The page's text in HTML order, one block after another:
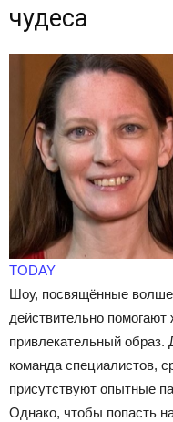
чудеса
TODAY
Шоу, посвящённые
действительно
привлекательный образ.
команда специалистов,
присутствуют опытные
Однако, чтобы попасть